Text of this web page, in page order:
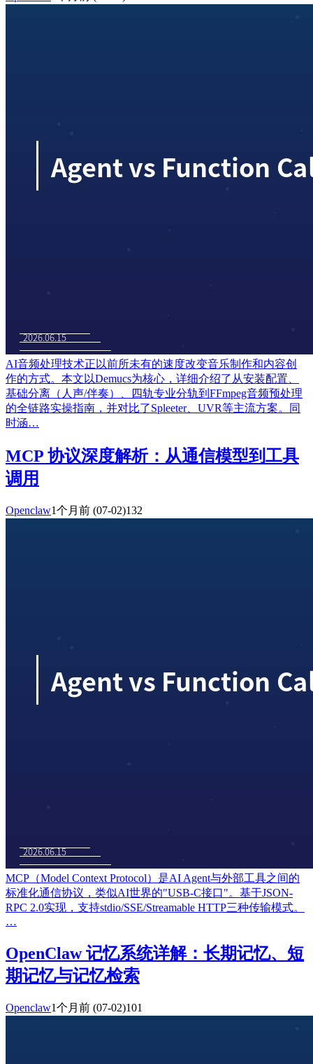
AI音频处理技术正以前所未有的速度改变音乐制作和内容创
作的方式。本文以Demucs为核心，详细介绍了从安装配置、
基础分离（人声/伴奏）、四轨专业分轨到FFmpeg音频预处理
的全链路实操指南，并对比了Spleeter、UVR等主流方案。同
时涵…
MCP 协议深度解析：从通信模型到工具
调用
Openclaw1个月前 (07-02)132
MCP（Model Context Protocol）是AI Agent与外部工具之间的
标准化通信协议，类似AI世界的"USB-C接口"。基于JSON-
RPC 2.0实现，支持stdio/SSE/Streamable HTTP三种传输模式。
…
OpenClaw 记忆系统详解：长期记忆、短
期记忆与记忆检索
Openclaw1个月前 (07-02)101